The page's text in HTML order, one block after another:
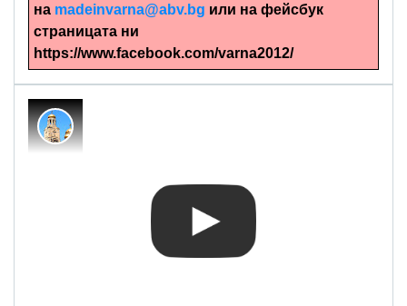
на madeinvarna@abv.bg или на фейсбук
страницата ни
https://www.facebook.com/varna2012/